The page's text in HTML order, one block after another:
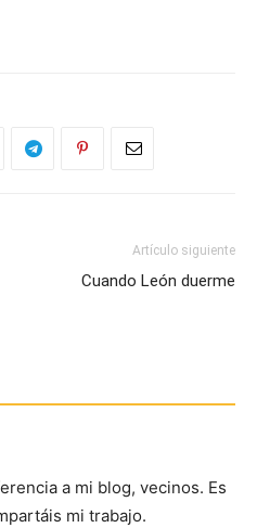
Artículo siguiente
Cuando León duerme
a mi blog, vecinos. Es
mi trabajo.